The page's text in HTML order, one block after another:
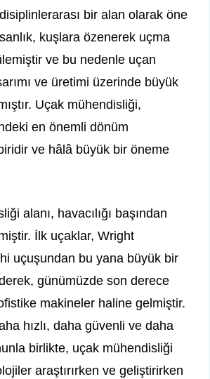
bir alan olarak öne
kuşlara özenerek uçma
ve bu nedenle uçan
ve üretimi üzerinde büyük
Uçak mühendisliği,
en önemli dönüm
ve hâlâ büyük bir öneme
alanı, havacılığı başından
İlk uçaklar, Wright
uçuşundan bu yana büyük bir
günümüzde son derece
makineler haline gelmiştir.
hızlı, daha güvenli ve daha
birlikte, uçak mühendisliği
araştırırken ve geliştirirken